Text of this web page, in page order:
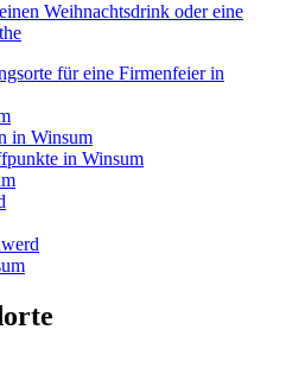
Weihnachtsdrink oder eine
für eine Firmenfeier in
in Winsum
in Winsum